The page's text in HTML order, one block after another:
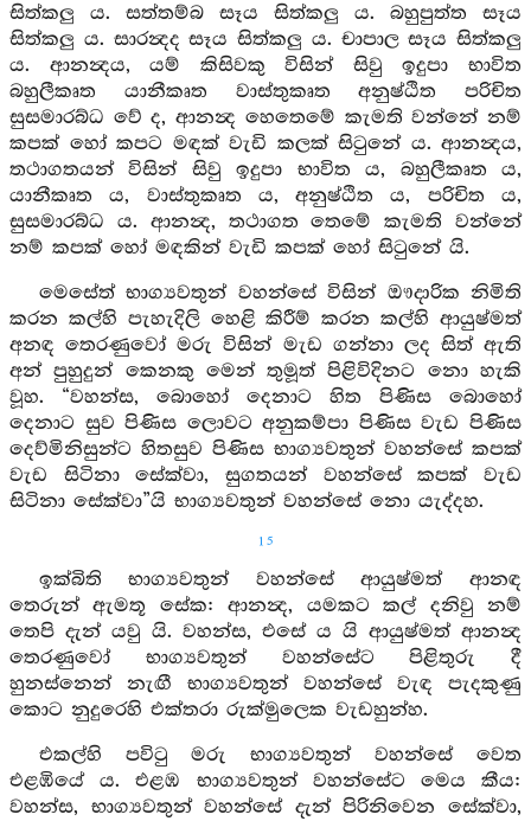
සිත්කලු ය. සත්තම්බ සෑය සිත්කලු ය. බහුපුත්ත සෑය
සිත්කලු ය. සාරන්‍දද සෑය සිත්කලු ය. චාපාල සෑය සිත්කලු
ය. ආනන්‍දය, යම් කිසිවකු විසින් සිවු ඉදුපා භාවිත
බහුලීකෘත යානීකෘත වාස්තුකෘත අනුෂ්ඨිත පරිචිත
සුසමාරබ්ධ වේ ද, ආනන්‍ද හෙතෙමේ කැමති වන්නේ නම්
කපක් හෝ කපට මඳක් වැඩි කලක් සිටුනේ ය. ආනන්‍දය,
තථාගතයන් විසින් සිවු ඉදුපා භාවිත ය, බහුලීකෘත ය,
යානීකෘත ය, වාස්තුකෘත ය, අනුෂ්ඨිත ය, පරිචිත ය,
සුසමාරබ්ධ ය. ආනන්‍ද, තථාගත තෙමේ කැමති වන්නේ
නම් කපක් හෝ මඳකින් වැඩි කපක් හෝ සිටුනේ යි.
මෙසේත් භාග්‍යවතුන් වහන්සේ විසින් ඖදාරික නිමිති
කරන කල්හි පැහැදිලි හෙළි කිරීම් කරන කල්හි ආයුෂ්මත්
අනඳ තෙරණුවෝ මරු විසින් මැඩ ගන්නා ලද සිත් ඇති
අන් පුහුදුන් කෙනකු මෙන් තුමූත් පිළිවිදිනට නො හැකි
වූහ. “වහන්ස, බොහෝ දෙනාට හිත පිණිස බොහෝ
දෙනාට සුව පිණිස ලොවට අනුකම්පා පිණිස වැඩ පිණිස
දෙව්මිනිසුන්ට හිතසුව පිණිස භාග්‍යවතුන් වහන්සේ කපක්
වැඩ සිටිනා සේක්වා, සුගතයන් වහන්සේ කපක් වැඩ
සිටිනා සේක්වා”යි භාග්‍යවතුන් වහන්සේ නො යැද්දහ.
15
ඉක්බිති භාග්‍යවතුන් වහන්සේ ආයුෂ්මත් ආනඳ
තෙරුන් ඇමතූ සේක: ආනන්‍ද, යමකට කල් දනිවු නම්
තෙපි දැන් යවු යි. වහන්ස, එසේ ය යි ආයුෂ්මත් ආනන්‍ද
තෙරණුවෝ භාග්‍යවතුන් වහන්සේට පිළිතුරු දී
හුනස්නෙන් නැඟී භාග්‍යවතුන් වහන්සේ වැඳ පැදකුණු
කොට නුදුරෙහි එක්තරා රුක්මුලෙක වැඩහුන්හ.
එකල්හි පවිටු මරු භාග්‍යවතුන් වහන්සේ වෙත
එළඹියේ ය. එළඹ භාග්‍යවතුන් වහන්සේට මෙය කීය:
වහන්ස, භාග්‍යවතුන් වහන්සේ දැන් පිරිනිවෙන සේක්වා,